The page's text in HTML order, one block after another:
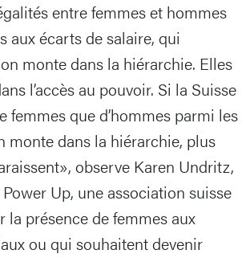
entre femmes et hommes
aux écarts de salaire, qui
monte dans la hiérarchie. Elles
l’accès au pouvoir. Si la Suisse
femmes que d’hommes parmi les
monte dans la hiérarchie, plus
observe Karen Undritz,
Up, une association suisse
la présence de femmes aux
ou qui souhaitent devenir